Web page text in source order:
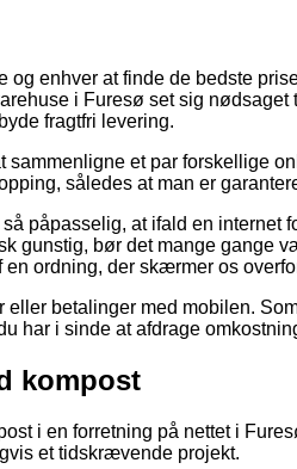
og enhver at finde de bedste
i Furesø set sig nødsaget
fragtfri levering.
et par forskellige
således at man er
påpasselig, at ifald en internet
gunstig, bør det mange gange
ordning, der skærmer os
eller betalinger med mobilen.
har i sinde at afdrage
kompost
i en forretning på nettet i
et tidskrævende projekt.